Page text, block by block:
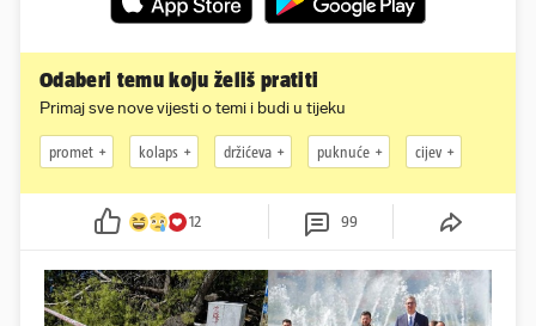
Odaberi temu koju želiš pratiti
Primaj sve nove vijesti o temi i budi u tijeku
promet kolaps držićeva puknuće cijev
12 99